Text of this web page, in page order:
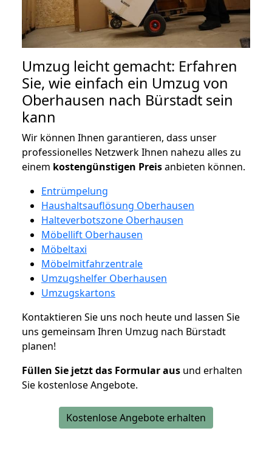
Umzug leicht gemacht: Erfahren
Sie, wie einfach ein Umzug von
Oberhausen nach Bürstadt sein
kann
Wir können Ihnen garantieren, dass unser
professionelles Netzwerk Ihnen nahezu alles zu
einem kostengünstigen Preisanbieten können.
Entrümpelung
Haushaltsauflösung Oberhausen
Halteverbotszone Oberhausen
Möbellift Oberhausen
Möbeltaxi
Möbelmitfahrzentrale
Umzugshelfer Oberhausen
Umzugskartons
Kontaktieren Sie uns noch heute und lassen Sie
uns gemeinsam Ihren Umzug nach Bürstadt
planen!
Füllen Sie jetzt das Formular aus und erhalten
Sie kostenlose Angebote.
Kostenlose Angebote erhalten